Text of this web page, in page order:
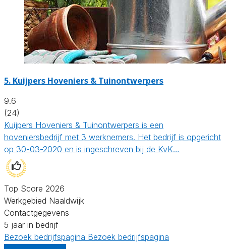
5. Kuijpers Hoveniers & Tuinontwerpers
9.6
(24)
Kuijpers Hoveniers & Tuinontwerpers is een
hoveniersbedrijf met 3 werknemers. Het bedrijf is opgericht
op 30-03-2020 en is ingeschreven bij de KvK…
Top Score 2026
Werkgebied Naaldwijk
Contactgegevens
5 jaar in bedrijf
Bezoek bedrijfspagina Bezoek bedrijfspagina